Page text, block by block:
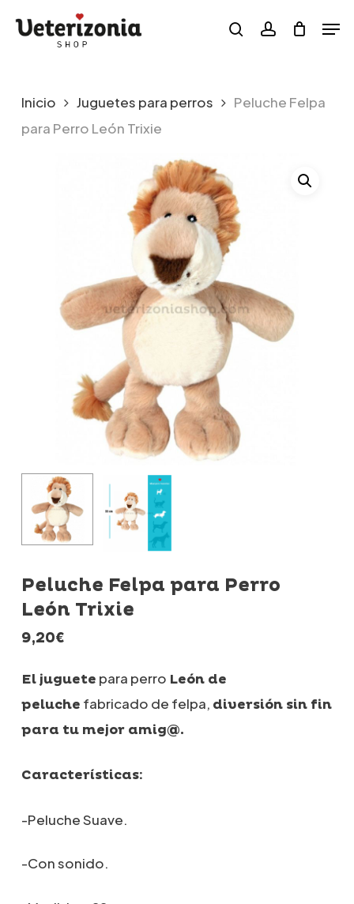
searchaccount
Inicio Juguetes para perros
Peluche Felpa
para Perro León Trixie
Peluche Felpa para Perro
León Trixie
9,20€
El juguete para perro León de
peluche fabricado de felpa, diversión sin fin
para tu mejor amig@.
Características:
-Peluche Suave.
-Con sonido.